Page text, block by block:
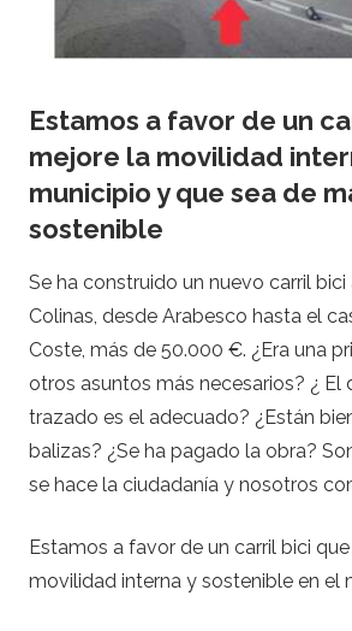
Estamos a favor de un
mejore la movilidad
municipio y que sea de
sostenible
Se ha construido un nuevo carril
Colinas, desde Arabesco hasta el
Coste, más de 50.000 €. ¿Era una
otros asuntos más necesarios? ¿ El
trazado es el adecuado? ¿Están
balizas? ¿Se ha pagado la obra?
se hace la ciudadanía y nosotros
Estamos a favor de un carril bici
movilidad interna y sostenible en el